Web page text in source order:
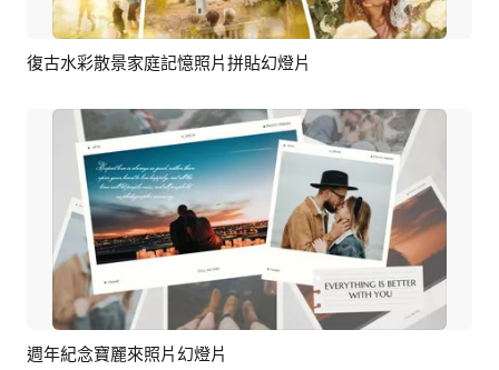
預覽 AI剪同款
復古水彩散景家庭記憶照片拼貼幻燈片
預覽
週年紀念寶麗來照片幻燈片